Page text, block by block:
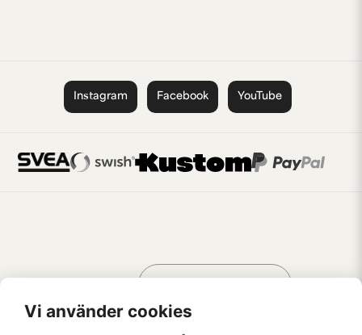
Instagram Facebook YouTube
AV KREATÖRER
Vi använder cookies